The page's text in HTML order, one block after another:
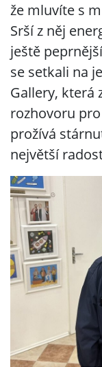
že mluvíte s
Srší z něj
ještě
se setkali na
Gallery, která
rozhovoru
prožívá
největší